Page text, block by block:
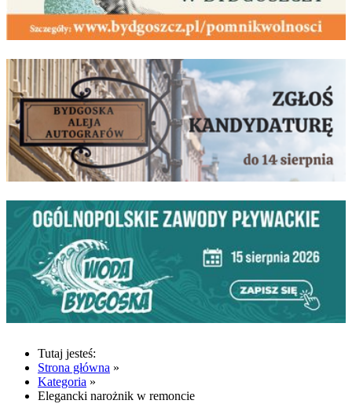
Tutaj jesteś:
Strona główna »
Kategoria »
Elegancki narożnik w remoncie